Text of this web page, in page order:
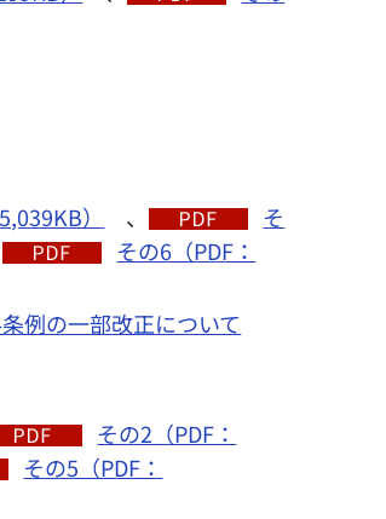
） 、
そ
その6（PDF：
例の一部改正について
その2（PDF：
その5（PDF：